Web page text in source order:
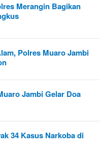
Merangin Bagikan
Polres Muaro Jambi
Jambi Gelar Doa
34 Kasus Narkoba di